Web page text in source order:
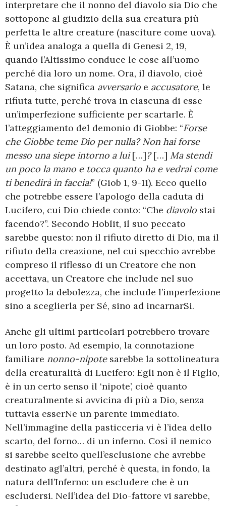
interpretare che il nonno del diavolo sia Dio che
sottopone al giudizio della sua creatura più
perfetta le altre creature (nasciture come uova).
È un’idea analoga a quella di Genesi 2, 19,
quando l’Altissimo conduce le cose all’uomo
perché dia loro un nome. Ora, il diavolo, cioè
Satana, che significa avversario e accusatore, le
rifiuta tutte, perché trova in ciascuna di esse
un’imperfezione sufficiente per scartarle. È
l’atteggiamento del demonio di Giobbe: “Forse
che Giobbe teme Dio per nulla? Non hai forse
messo una siepe intorno a lui[…]?[…] Ma stendi
un poco la mano e tocca quanto ha e vedrai come
ti benedirà in faccia!” (Giob 1, 9-11). Ecco quello
che potrebbe essere l’apologo della caduta di
Lucifero, cui Dio chiede conto: “Che diavolo stai
facendo?”. Secondo Hoblit, il suo peccato
sarebbe questo: non il rifiuto diretto di Dio, ma il
rifiuto della creazione, nel cui specchio avrebbe
compreso il riflesso di un Creatore che non
accettava, un Creatore che include nel suo
progetto la debolezza, che include l’imperfezione
sino a sceglierla per Sé, sino ad incarnarSi.
Anche gli ultimi particolari potrebbero trovare
un loro posto. Ad esempio, la connotazione
familiare nonno-nipote sarebbe la sottolineatura
della creaturalità di Lucifero: Egli non è il Figlio,
è in un certo senso il ‘nipote’, cioè quanto
creaturalmente si avvicina di più a Dio, senza
tuttavia esserNe un parente immediato.
Nell’immagine della pasticceria vi è l’idea dello
scarto, del forno… di un inferno. Così il nemico
si sarebbe scelto quell’esclusione che avrebbe
destinato agl’altri, perché è questa, in fondo, la
natura dell’Inferno: un escludere che è un
escludersi. Nell’idea del Dio-fattore vi sarebbe,